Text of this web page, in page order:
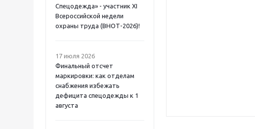
Спецодежда» - участник XI
Всероссийской недели
охраны труда (ВНОТ-2026)!
17 июля 2026
Финальный отсчет
маркировки: как отделам
снабжения избежать
дефицита спецодежды к 1
августа